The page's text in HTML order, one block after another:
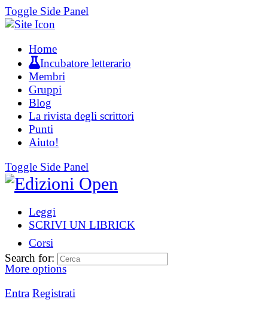
Toggle Side Panel
Home
Incubatore letterario
Membri
Gruppi
Blog
La rivista degli scrittori
Punti
Aiuto!
Toggle Side Panel
Leggi
SCRIVI UN LIBRICK
Corsi
More options
Entra Registrati
Search for: